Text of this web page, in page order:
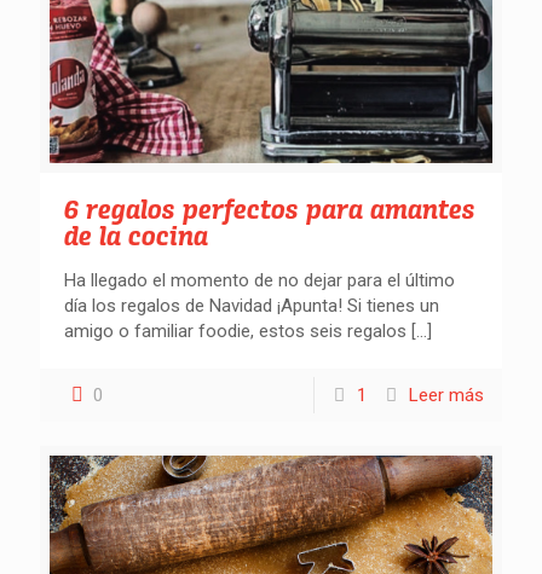
6 regalos perfectos para amantes
de la cocina
Ha llegado el momento de no dejar para el último
día los regalos de Navidad ¡Apunta! Si tienes un
amigo o familiar foodie, estos seis regalos […]
0 1 Leer más